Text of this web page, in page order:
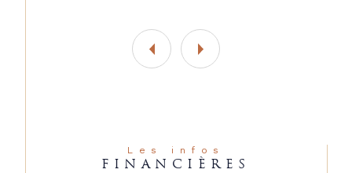
Les infos
FINANCIÈRES